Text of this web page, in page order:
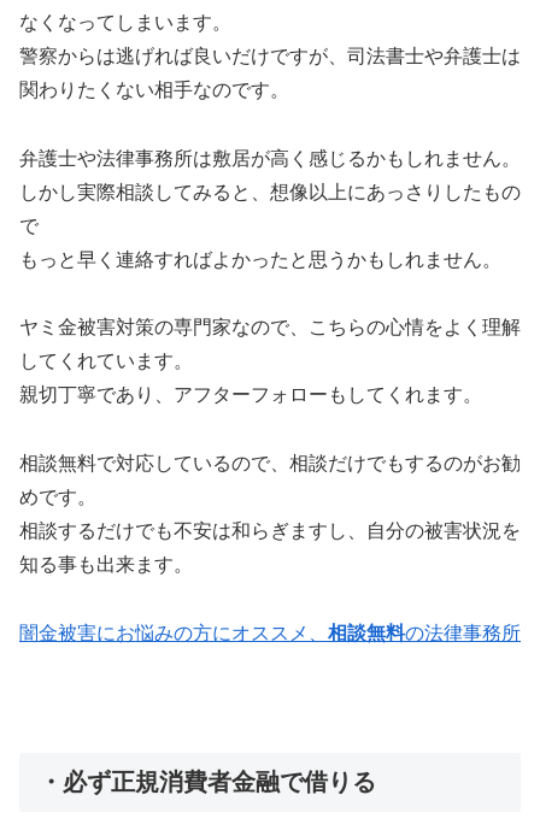
なくなってしまいます。
警察からは逃げれば良いだけですが、司法書士や弁護士は
関わりたくない相手なのです。
弁護士や法律事務所は敷居が高く感じるかもしれません。
しかし実際相談してみると、想像以上にあっさりしたもの
で
もっと早く連絡すればよかったと思うかもしれません。
ヤミ金被害対策の専門家なので、こちらの心情をよく理解
してくれています。
親切丁寧であり、アフターフォローもしてくれます。
相談無料で対応しているので、相談だけでもするのがお勧
めです。
相談するだけでも不安は和らぎますし、自分の被害状況を
知る事も出来ます。
闇金被害にお悩みの方にオススメ、 相談無料の法律事務所
・必ず正規消費者金融で借りる